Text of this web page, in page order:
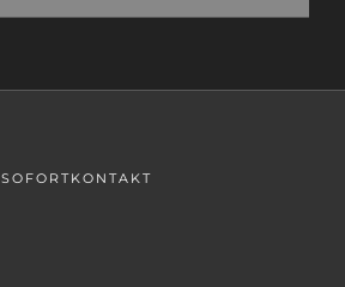
SOFORTKONTAKT